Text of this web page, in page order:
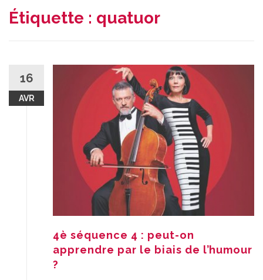
Étiquette : quatuor
16
AVR
4è séquence 4 : peut-on
apprendre par le biais de l’humour
?